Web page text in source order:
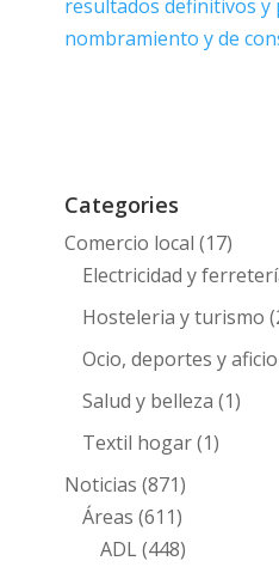
resultados definitivos y
nombramiento y de
Categories
Comercio local (17)
Electricidad y
Hosteleria y turismo
Ocio, deportes y
Salud y belleza (1)
Textil hogar(1)
Noticias (871)
Áreas (611)
ADL(448)